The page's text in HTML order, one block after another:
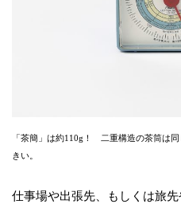
「茶簡」は約110g！ 二重構造の茶筒は
きい。
仕事場や出張先、もしくは旅